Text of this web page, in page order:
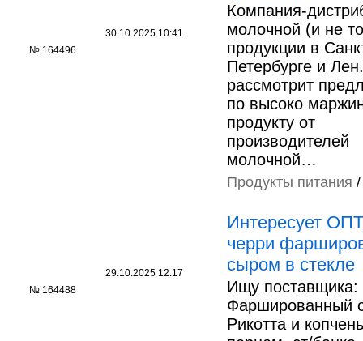
№ 164496
30.10.2025 10:41
Компания-
молочной (и не
продукции в
Петербурге и
рассмотрит
по высоко
продукту от
производителей
молочной…
Продукты питания
№ 164488
29.10.2025 12:17
Интересует
черри
сыром в стекле
Ищу поставщика:
Фаршированный
Рикотта и